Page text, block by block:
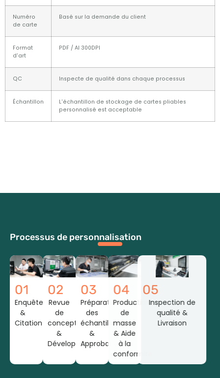
Numéro
de carte
Basé sur la demande du client
Format
d'art
PDF / AI 300DPI
QC Inspecte de qualité dans chaque processus
Échantillon
L'échantillon de stockage de cartes pliables
personnalisé est acceptable
Processus de personnalisation
01
Enquête
&
Citation
02
Revue
de
conception
&
Développement
03
Préparation
des
échantillons
&
Approbation
04
Production
de
masse
& Aide
à la
conformité
05
Inspection de
qualité &
Livraison